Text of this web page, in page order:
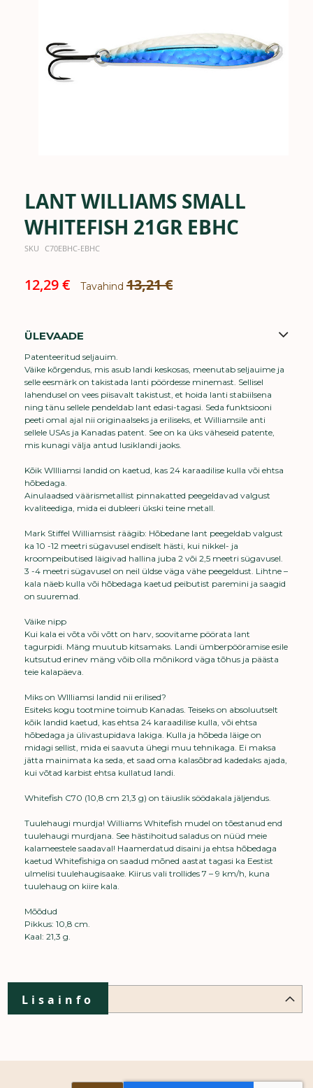
Skip
to
the
beginning
of
gallery
LANT WILLIAMS SMALL
WHITEFISH 21GR EBHC
SKU C70EBHC-EBHC
Special
Price
12,29 € Tavahind 13,21 €
ÜLEVAADE
Patenteeritud seljauim.
Väike kõrgendus, mis asub landi keskosas, meenutab seljauime ja
selle eesmärk on takistada lanti pöördesse minemast. Sellisel
lahendusel on vees piisavalt takistust, et hoida lanti stabiilsena
ning tänu sellele pendeldab lant edasi-tagasi. Seda funktsiooni
peeti omal ajal nii originaalseks ja eriliseks, et Williamsile anti
sellele USAs ja Kanadas patent. See on ka üks väheseid patente,
mis kunagi välja antud lusiklandi jaoks.
Kõik WIlliamsi landid on kaetud, kas 24 karaadilise kulla või ehtsa
hõbedaga.
Ainulaadsed väärismetallist pinnakatted peegeldavad valgust
kvaliteediga, mida ei dubleeri ükski teine metall.
Mark Stiffel Williamsist räägib: Hõbedane lant peegeldab valgust
ka 10 -12 meetri sügavusel endiselt hästi, kui nikkel- ja
kroompeibutised läigivad hallina juba 2 või 2,5 meetri sügavusel.
3 -4 meetri sügavusel on neil üldse väga vähe peegeldust. Lihtne –
kala näeb kulla või hõbedaga kaetud peibutist paremini ja saagid
on suuremad.
Väike nipp
Kui kala ei võta või võtt on harv, soovitame pöörata lant
tagurpidi. Mäng muutub kitsamaks. Landi ümberpööramise esile
kutsutud erinev mäng võib olla mõnikord väga tõhus ja päästa
teie kalapäeva.
Miks on WIlliamsi landid nii erilised?
Esiteks kogu tootmine toimub Kanadas. Teiseks on absoluutselt
kõik landid kaetud, kas ehtsa 24 karaadilise kulla, või ehtsa
hõbedaga ja ülivastupidava lakiga. Kulla ja hõbeda läige on
midagi sellist, mida ei saavuta ühegi muu tehnikaga. Ei maksa
jätta mainimata ka seda, et saad oma kalasõbrad kadedaks ajada,
kui võtad karbist ehtsa kullatud landi.
Whitefish C70 (10,8 cm 21,3 g) on täiuslik söödakala jäljendus.
Tuulehaugi murdja! Williams Whitefish mudel on tõestanud end
tuulehaugi murdjana. See hästihoitud saladus on nüüd meie
kalameestele saadaval! Haamerdatud disaini ja ehtsa hõbedaga
kaetud Whitefishiga on saadud mõned aastat tagasi ka Eestist
ulmelisi tuulehaugisaake. Kiirus vali trollides 7 – 9 km/h, kuna
tuulehaug on kiire kala.
Mõõdud
Pikkus: 10,8 cm.
Kaal: 21,3 g.
Lisainfo